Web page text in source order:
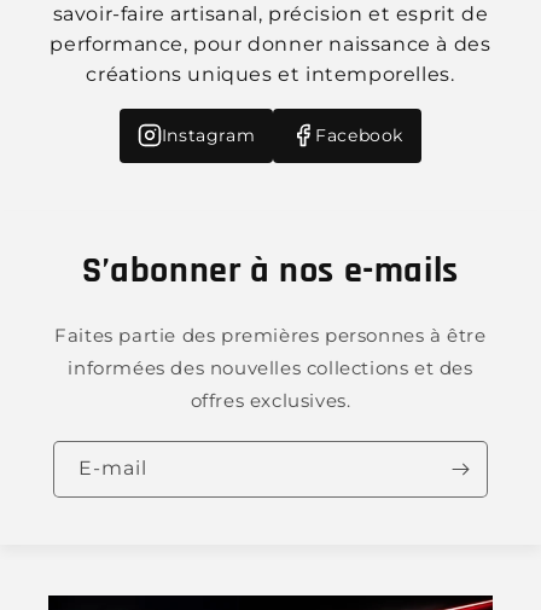
savoir-faire artisanal, précision et esprit de
performance, pour donner naissance à des
créations uniques et intemporelles.
Instagram Facebook
S’abonner à nos e-mails
Faites partie des premières personnes à être
informées des nouvelles collections et des
offres exclusives.
E-mail